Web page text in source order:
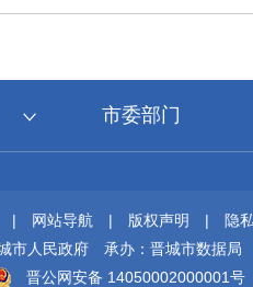
市委部门
| 网站导航 | 版权声明 |
隐
市人民政府
承办：晋城市数据局
晋公网安备 14050002000001号